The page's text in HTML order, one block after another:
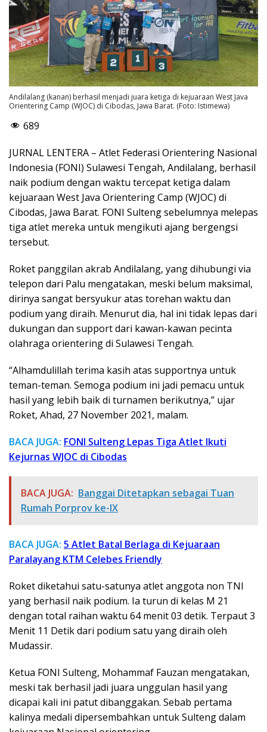
Andilalang (kanan) berhasil menjadi juara ketiga di kejuaraan West Java
Orientering Camp (WJOC) di Cibodas, Jawa Barat. (Foto: Istimewa)
689
JURNAL LENTERA – Atlet Federasi Orientering Nasional
Indonesia (FONI) Sulawesi Tengah, Andilalang, berhasil
naik podium dengan waktu tercepat ketiga dalam
kejuaraan West Java Orientering Camp (WJOC) di
Cibodas, Jawa Barat. FONI Sulteng sebelumnya melepas
tiga atlet mereka untuk mengikuti ajang bergengsi
tersebut.
Roket panggilan akrab Andilalang, yang dihubungi via
telepon dari Palu mengatakan, meski belum maksimal,
dirinya sangat bersyukur atas torehan waktu dan
podium yang diraih. Menurut dia, hal ini tidak lepas dari
dukungan dan support dari kawan-kawan pecinta
olahraga orientering di Sulawesi Tengah.
“Alhamdulillah terima kasih atas supportnya untuk
teman-teman. Semoga podium ini jadi pemacu untuk
hasil yang lebih baik di turnamen berikutnya,” ujar
Roket, Ahad, 27 November 2021, malam.
BACA JUGA: FONI Sulteng Lepas Tiga Atlet Ikuti
Kejurnas WJOC di Cibodas
BACA JUGA: Banggai Ditetapkan sebagai Tuan
Rumah Porprov ke-IX
BACA JUGA: 5 Atlet Batal Berlaga di Kejuaraan
Paralayang KTM Celebes Friendly
Roket diketahui satu-satunya atlet anggota non TNI
yang berhasil naik podium. Ia turun di kelas M 21
dengan total raihan waktu 64 menit 03 detik. Terpaut 3
Menit 11 Detik dari podium satu yang diraih oleh
Mudassir.
Ketua FONI Sulteng, Mohammaf Fauzan mengatakan,
meski tak berhasil jadi juara unggulan hasil yang
dicapai kali ini patut dibanggakan. Sebab pertama
kalinya medali dipersembahkan untuk Sulteng dalam